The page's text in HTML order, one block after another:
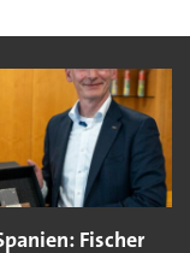
Fischer